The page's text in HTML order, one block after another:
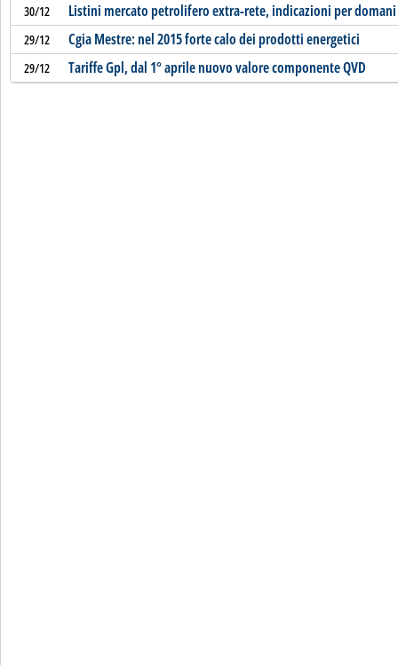
30/12 Listini mercato petrolifero extra-rete, indicazioni per domani
29/12 Cgia Mestre: nel 2015 forte calo dei prodotti energetici
29/12 Tariffe Gpl, dal 1° aprile nuovo valore componente QVD